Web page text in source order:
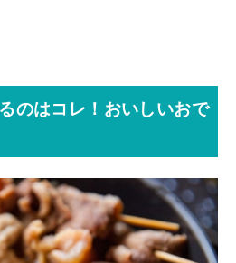
のはコレ！おいしいおで